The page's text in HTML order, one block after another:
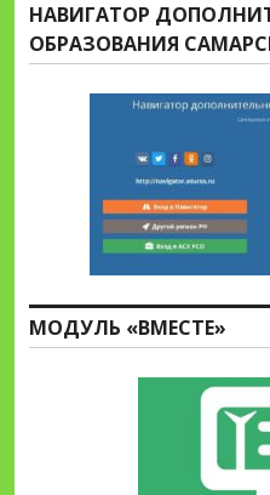
НАВИГАТОР
ОБРАЗОВАНИЯ
МОДУЛЬ «ВМЕСТЕ»